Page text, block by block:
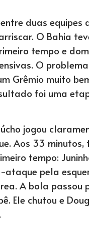
duas equipes
O Bahia
tempo e
O
Grêmio muito
foi uma
jogou
Aos 33 minutos,
tempo:
ataque pela
A bola passou
Ele chutou e